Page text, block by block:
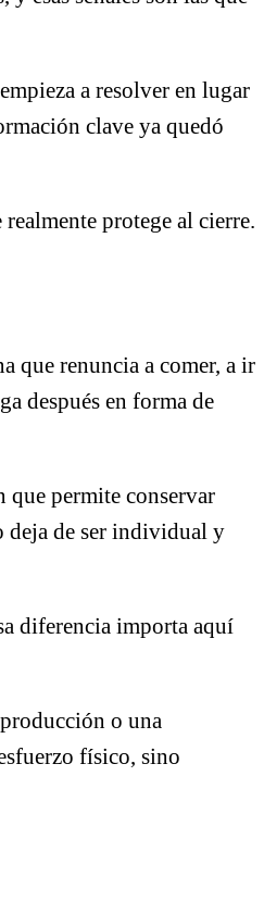
a resolver en lugar
clave ya quedó
protege al cierre.
que renuncia a comer, a ir
después en forma de
que permite conservar
deja de ser individual y
diferencia importa aquí
o una
físico, sino